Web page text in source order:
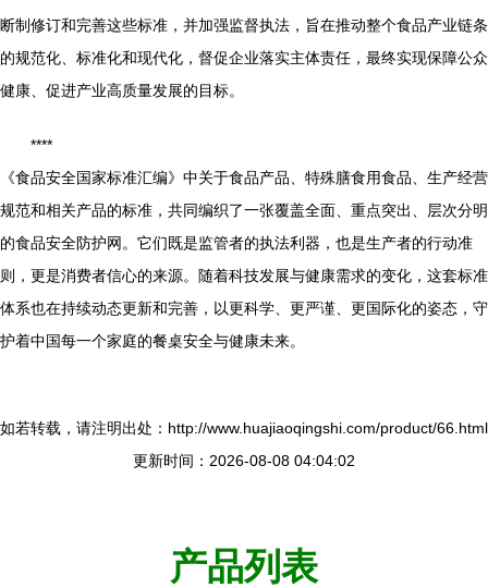
断制修订和完善这些标准，并加强监督执法，旨在推动整个食品产业链条
的规范化、标准化和现代化，督促企业落实主体责任，最终实现保障公众
健康、促进产业高质量发展的目标。
****
《食品安全国家标准汇编》中关于食品产品、特殊膳食用食品、生产经营
规范和相关产品的标准，共同编织了一张覆盖全面、重点突出、层次分明
的食品安全防护网。它们既是监管者的执法利器，也是生产者的行动准
则，更是消费者信心的来源。随着科技发展与健康需求的变化，这套标准
体系也在持续动态更新和完善，以更科学、更严谨、更国际化的姿态，守
护着中国每一个家庭的餐桌安全与健康未来。
如若转载，请注明出处：http://www.huajiaoqingshi.com/product/66.html
更新时间：2026-08-08 04:04:02
产品列表